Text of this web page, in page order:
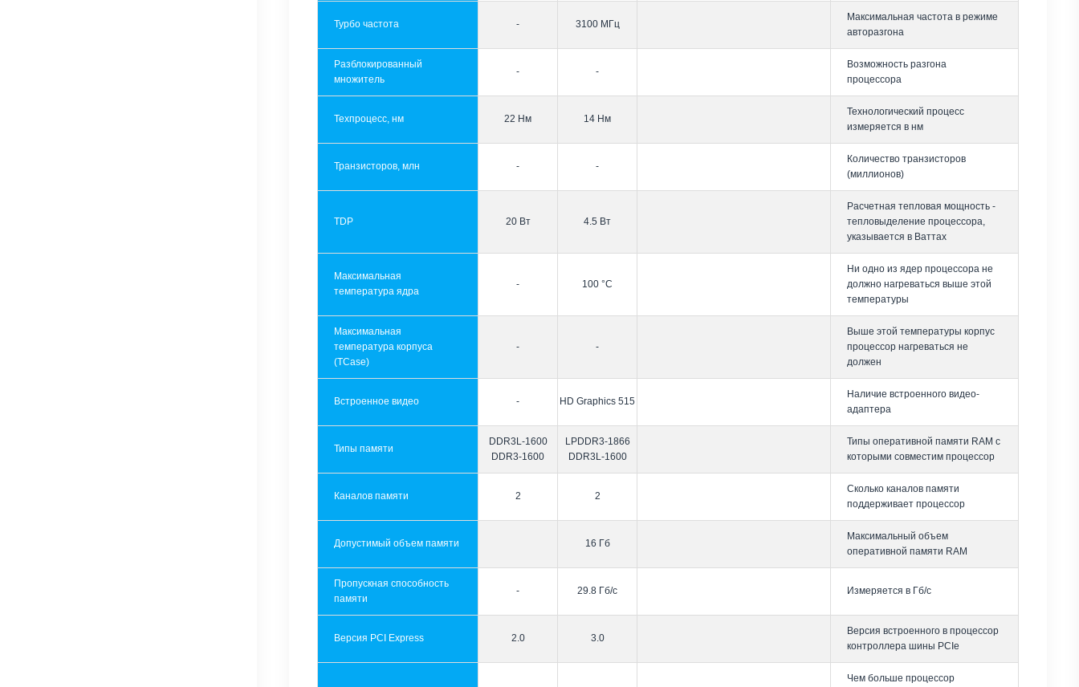
Турбо частота - 3100 МГц
Максимальная частота в режиме
авторазгона
Разблокированный
множитель
- -
Возможность разгона
процессора
Техпроцесс, нм 22 Нм 14 Нм
Технологический процесс
измеряется в нм
Транзисторов, млн - -
Количество транзисторов
(миллионов)
TDP 20 Вт 4.5 Вт
Расчетная тепловая мощность -
тепловыделение процессора,
указывается в Ваттах
Максимальная
температура ядра
- 100 °C
Ни одно из ядер процессора не
должно нагреваться выше этой
температуры
Максимальная
температура корпуса
(TCase)
- -
Выше этой температуры корпус
процессор нагреваться не
должен
Встроенное видео - HD Graphics 515
Наличие встроенного видео-
адаптера
Типы памяти
DDR3L-1600
DDR3-1600
LPDDR3-1866
DDR3L-1600
Типы оперативной памяти RAM с
которыми совместим процессор
Каналов памяти 2 2
Сколько каналов памяти
поддерживает процессор
Допустимый объем памяти 16 Гб
Максимальный объем
оперативной памяти RAM
Пропускная способность
памяти
- 29.8 Гб/с Измеряется в Гб/с
Версия PCI Express 2.0 3.0
Версия встроенного в процессор
контроллера шины PCIe
Чем больше процессор